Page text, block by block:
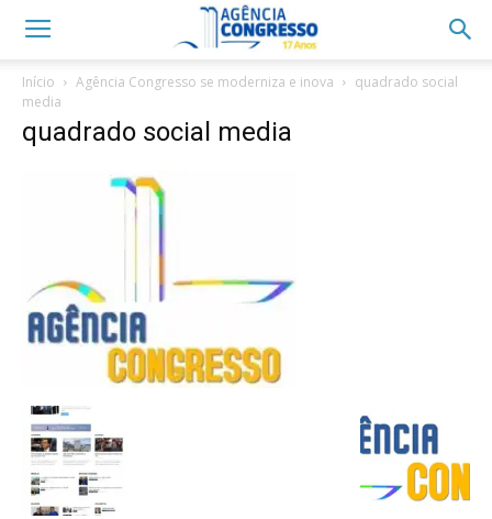
Início Agência Congresso se moderniza e inova
quadrado social
media
quadrado social media